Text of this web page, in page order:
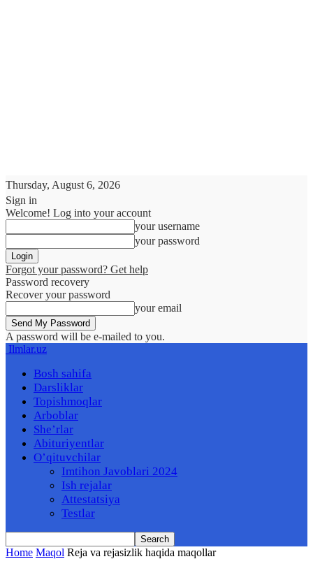
Thursday, August 6, 2026
Sign in
Welcome! Log into your account
your username
your password
Forgot your password? Get help
Password recovery
Recover your password
your email
A password will be e-mailed to you.
Ilmlar.uz
Bosh sahifa
Darsliklar
Topishmoqlar
Arboblar
She’rlar
Abituriyentlar
O’qituvchilar
Imtihon Javoblari 2024
Ish rejalar
Attestatsiya
Testlar
Home Maqol Reja va rejasizlik haqida maqollar